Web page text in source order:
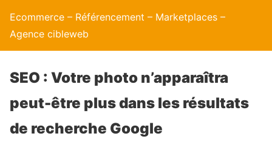
Ecommerce – Référencement – Marketplaces –
Agence cibleweb
SEO : Votre photo n’apparaîtra
peut-être plus dans les résultats
de recherche Google